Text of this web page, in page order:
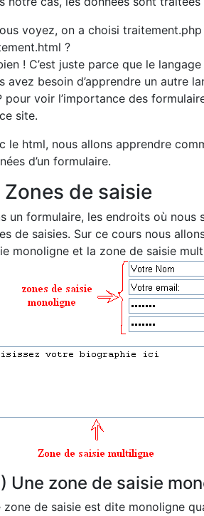
voyez, on a choisi
?
! C’est juste parce que le
avez besoin d’apprendre un autre
pour voir l’importance des
site.
le html, nous allons apprendre
d’un formulaire.
Zones de saisie
un formulaire, les endroits où
de saisies. Sur ce cours nous
monoligne et la zone de saisie
Une zone de saisie
zone de saisie est dite monoligne